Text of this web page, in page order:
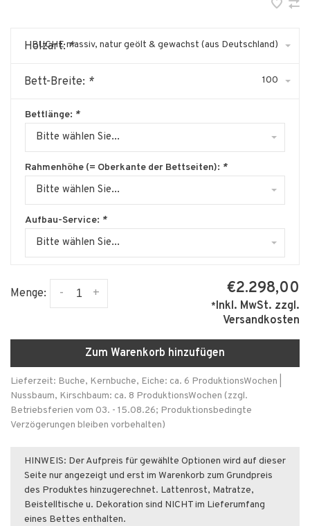
Holzart:*
BUCHE massiv, natur geölt & gewachst (aus Deutschland)
Bett-Breite: * 100
Bettlänge: *
Bitte wählen Sie...
Rahmenhöhe (= Oberkante der Bettseiten): *
Bitte wählen Sie...
Aufbau-Service: *
Bitte wählen Sie...
Menge: +
- €2.298,00
*Inkl. MwSt. zzgl.
Versandkosten
Zum Warenkorb hinzufügen
Lieferzeit: Buche, Kernbuche, Eiche: ca. 6 ProduktionsWochen |
Nussbaum, Kirschbaum: ca. 8 ProduktionsWochen (zzgl.
Betriebsferien vom 03. - 15.08.26; Produktionsbedingte
Verzögerungen bleiben vorbehalten)
HINWEIS: Der Aufpreis für gewählte Optionen wird auf dieser
Seite nur angezeigt und erst im Warenkorb zum Grundpreis
des Produktes hinzugerechnet. Lattenrost, Matratze,
Beistelltische u. Dekoration sind NICHT im Lieferumfang
eines Bettes enthalten.